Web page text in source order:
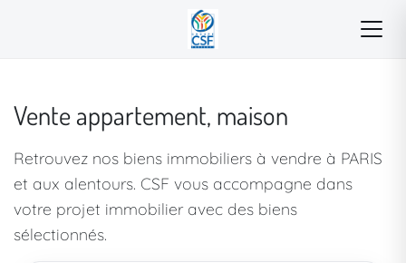
Vente appartement, maison
Retrouvez nos biens immobiliers à vendre à PARIS
et aux alentours. CSF vous accompagne dans
votre projet immobilier avec des biens
sélectionnés.